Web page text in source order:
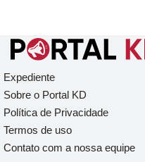
Expediente
Sobre o Portal KD
Política de Privacidade
Termos de uso
Contato com a nossa equipe